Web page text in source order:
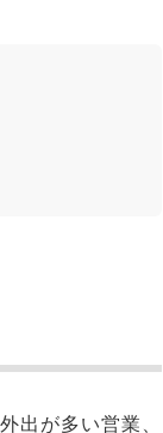
出が多い営業、